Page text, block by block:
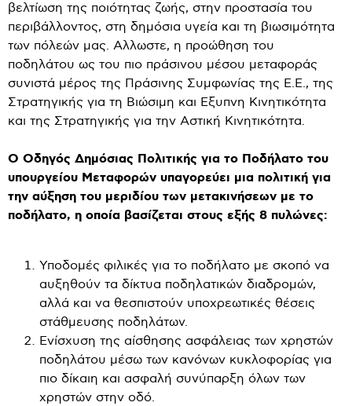
βελτίωση της ποιότητας ζωής, στην προστασία του
περιβάλλοντος, στη δημόσια υγεία και τη βιωσιμότητα
των πόλεών μας. Αλλωστε, η προώθηση του
ποδηλάτου ως του πιο πράσινου μέσου μεταφοράς
συνιστά μέρος της Πράσινης Συμφωνίας της Ε.Ε., της
Στρατηγικής για τη Βιώσιμη και Εξυπνη Κινητικότητα
και της Στρατηγικής για την Αστική Κινητικότητα.
Ο Οδηγός Δημόσιας Πολιτικής για το Ποδήλατο του
υπουργείου Μεταφορών υπαγορεύει μια πολιτική για
την αύξηση του μεριδίου των μετακινήσεων με το
ποδήλατο, η οποία βασίζεται στους εξής 8 πυλώνες:
Υποδομές φιλικές για το ποδήλατο με σκοπό να
αυξηθούν τα δίκτυα ποδηλατικών διαδρομών,
αλλά και να θεσπιστούν υποχρεωτικές θέσεις
στάθμευσης ποδηλάτων.
Ενίσχυση της αίσθησης ασφάλειας των χρηστών
ποδηλάτου μέσω των κανόνων κυκλοφορίας για
πιο δίκαιη και ασφαλή συνύπαρξη όλων των
χρηστών στην οδό.